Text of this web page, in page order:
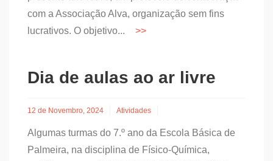
com a Associação Alva, organização sem fins
lucrativos. O objetivo...
Dia de aulas ao ar livre
12 de Novembro, 2024 Atividades
Algumas turmas do 7.º ano da Escola Básica de
Palmeira, na disciplina de Físico-Química,